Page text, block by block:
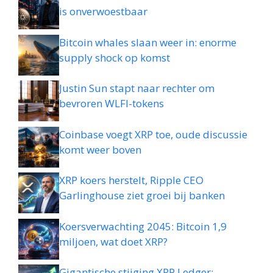
is onverwoestbaar
Bitcoin whales slaan weer in: enorme
supply shock op komst
Justin Sun stapt naar rechter om
bevroren WLFI-tokens
Coinbase voegt XRP toe, oude discussie
komt weer boven
XRP koers herstelt, Ripple CEO
Garlinghouse ziet groei bij banken
Koersverwachting 2045: Bitcoin 1,9
miljoen, wat doet XRP?